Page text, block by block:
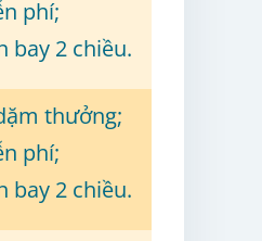
phí;
bay 2 chiều.
thưởng;
phí;
bay 2 chiều.